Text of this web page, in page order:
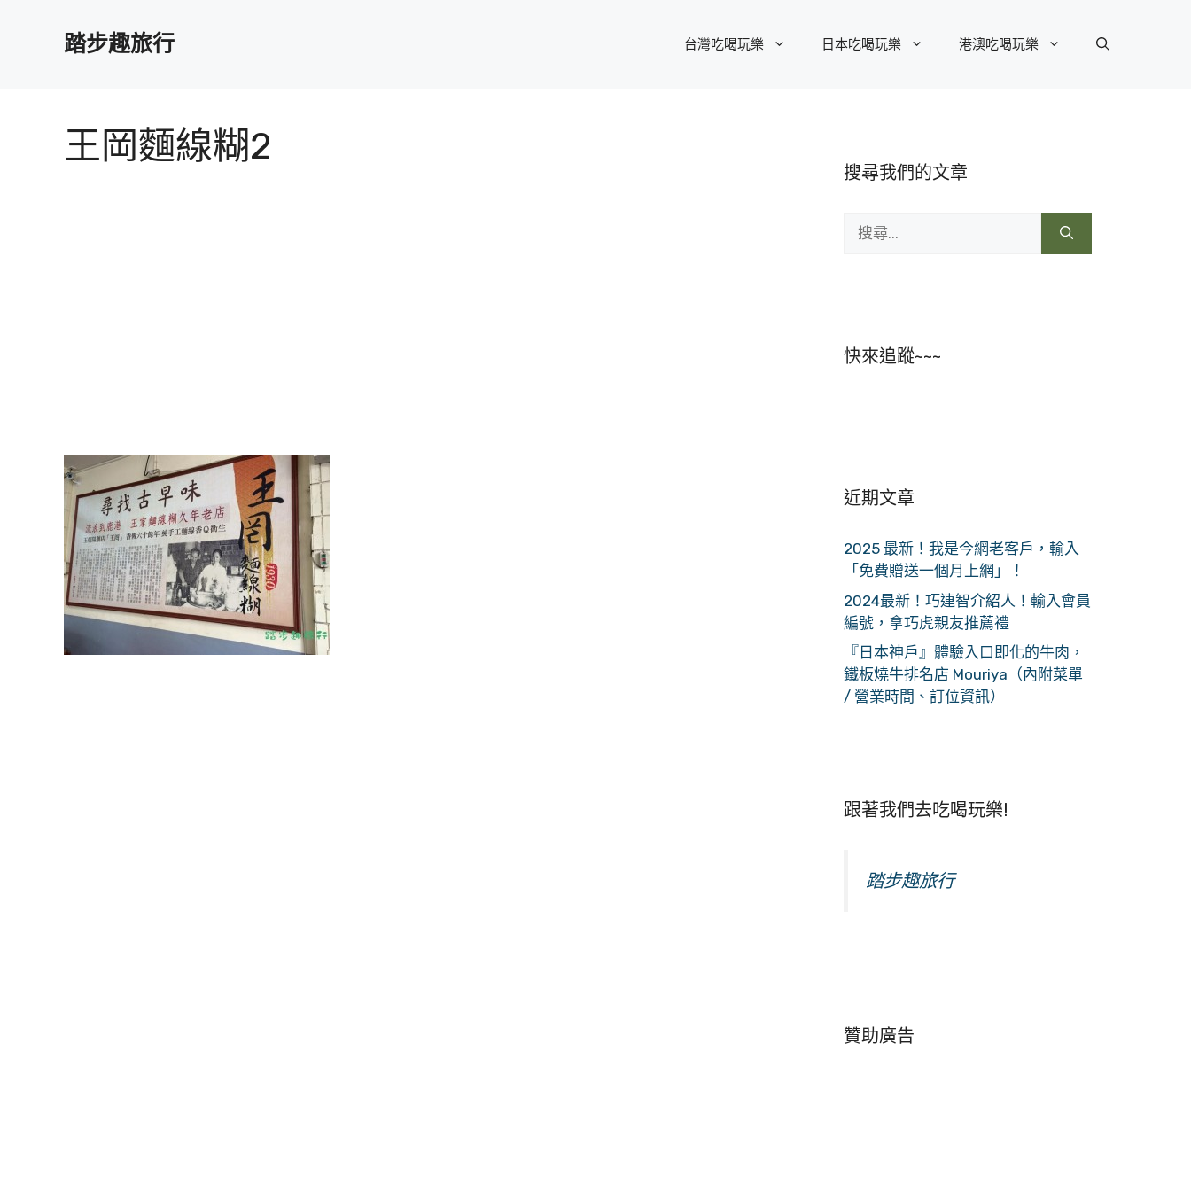
踏步趣旅行 台灣吃喝玩樂 日本吃喝玩樂 港澳吃喝玩樂
王岡麵線糊2
搜尋我們的文章
尋:
快來追蹤~~~
近期文章
2025 最新！我是今網老客戶，輸入
「免費贈送一個月上網」！
2024最新！巧連智介紹人！輸入會員
編號，拿巧虎親友推薦禮
『日本神戶』體驗入口即化的牛肉，
鐵板燒牛排名店 Mouriya（內附菜單
/ 營業時間、訂位資訊）
跟著我們去吃喝玩樂!
踏步趣旅行
贊助廣告